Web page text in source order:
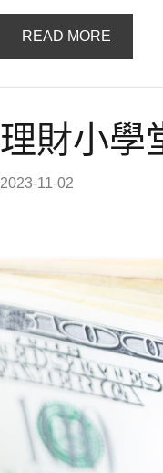
READ MORE
理財小學
2023-11-02